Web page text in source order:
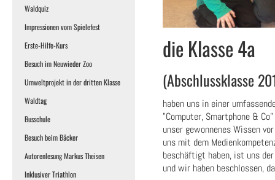
Waldquiz
Impressionen vom Spielefest
Erste-Hilfe-Kurs
Besuch im Neuwieder Zoo
Umweltprojekt in der dritten Klasse
Waldtag
Busschule
Besuch beim Bäcker
Autorenlesung Markus Theisen
Inklusiver Triathlon
die Klasse 4a
(Abschlussklasse
haben uns in einer
"Computer, Smartphone &
unser gewonnenes Wissen
uns mit dem
beschäftigt haben, ist uns
und wir haben beschlossen,